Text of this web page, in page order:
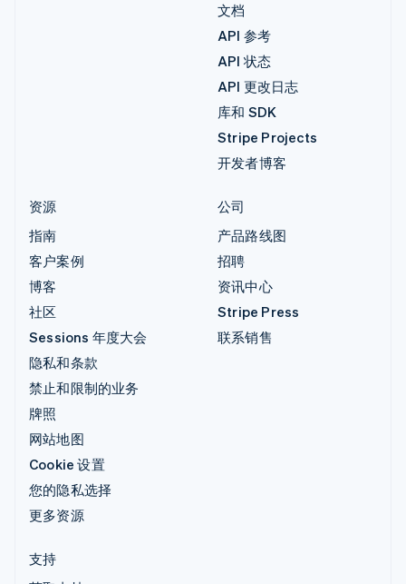
文档
API 参考
API 状态
API 更改日志
库和 SDK
Stripe Projects
开发者博客
资源
指南
客户案例
博客
社区
Sessions 年度大会
隐私和条款
禁止和限制的业务
牌照
网站地图
Cookie 设置
您的隐私选择
更多资源
公司
产品路线图
招聘
资讯中心
Stripe Press
联系销售
支持